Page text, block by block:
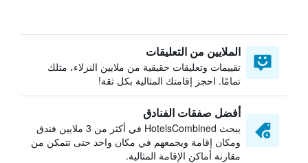
الملايين من التعليقات
تقييمات وتعليقات حقيقية من ملايين النزلاء، مثلك
تمامًا. احجز إقامتك المثالية بكل ثقة!
أفضل صفقات الفنادق
يبحث HotelsCombined في أكثر من 3 ملايين فندق
ومكان إقامة ويجمعهم في مكان واحد حتى تتمكن من
مقارنة أماكن الإقامة المثالية.